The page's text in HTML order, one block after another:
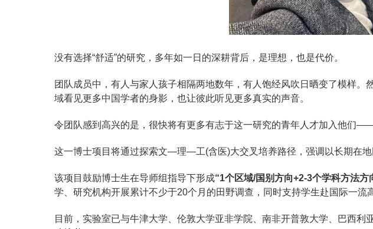
没有选择“舒适”的研究，多年如一日的深耕背后，是理想，也是代价。
团队成员中，有人与家人孩子相隔两地数年，有人饱经风吹日晒变了模样
域看见更多中国学者的身影，也让彼此听见更多真实的声音。
令团队感到高兴的是，很快将有更多有志于这一研究的青年人才加入他们
这一博士项目将通过探索文—理—工(含医)大交叉培养路径，强调以长期在
该项目鼓励博士生在导师组指导下形成“1个区域/国别方向+2-3个学科方法方
学、研究机构开展累计不少于20个月的田野调查，同时支持学生赴国际一流
目前，实验室已与牛津大学、伦敦大学亚非学院、南非开普敦大学、巴西